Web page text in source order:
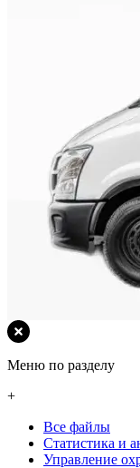
Меню по разделу
+
Все файлы
Статистика и
Управление